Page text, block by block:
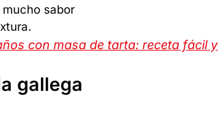
con masa de tarta: receta fácil y
gallega